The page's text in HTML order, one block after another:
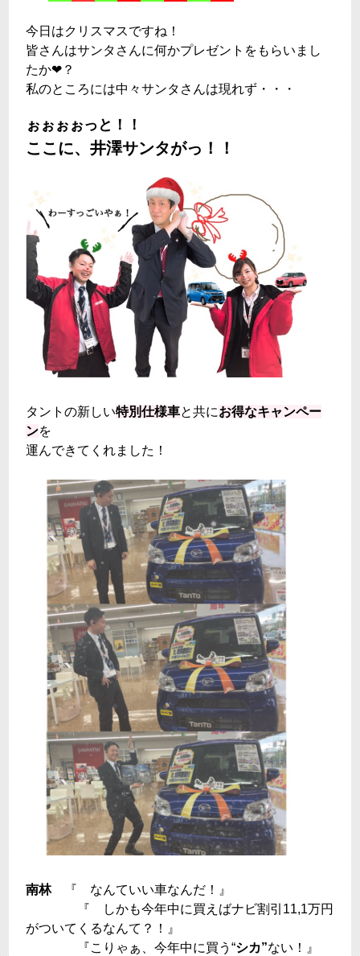
今日はクリスマスですね！
皆さんはサンタさんに何かプレゼントをもらいまし
たか❤？
私のところには中々サンタさんは現れず・・・
ぉぉぉぉっと！！
ここに、井澤サンタがっ！！
タントの新しい特別仕様車と共にお得なキャンペー
ンを
運んできてくれました！
南林
『 なんていい車なんだ！』
『 しかも今年中に買えばナビ割引11,1万円
がついてくるなんて？！』
『こりゃぁ、今年中に買う“シカ”ない！』